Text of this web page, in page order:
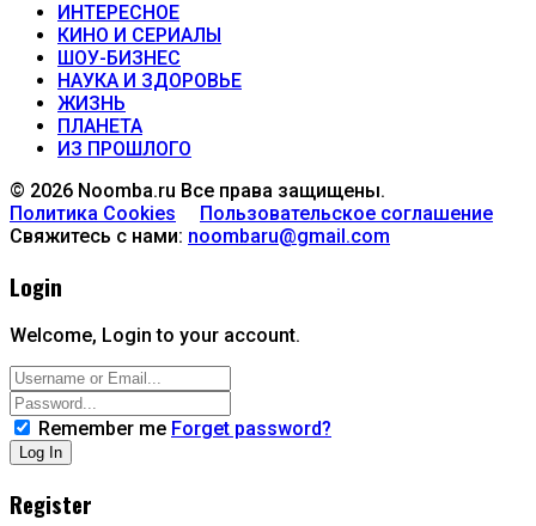
ИНТЕРЕСНОЕ
КИНО И СЕРИАЛЫ
ШОУ-БИЗНЕС
НАУКА И ЗДОРОВЬЕ
ЖИЗНЬ
ПЛАНЕТА
ИЗ ПРОШЛОГО
© 2026 Noomba.ru Все права защищены.
Политика Cookies
Пользовательское соглашение
Свяжитесь с нами: noombaru@gmail.com
Login
Welcome, Login to your account.
Remember me Forget password?
Register